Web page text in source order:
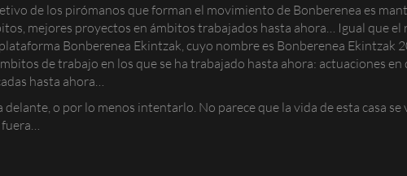
de los pirómanos que forman el movimiento de Bonberenea es
mejores proyectos en ámbitos trabajados hasta ahora… Igual que
Bonberenea Ekintzak, cuyo nombre es Bonberenea Ekintzak
de trabajo en los que se ha trabajado hasta ahora: actuaciones
hasta ahora…
delante, o por lo menos intentarlo. No parece que la vida de esta casa se